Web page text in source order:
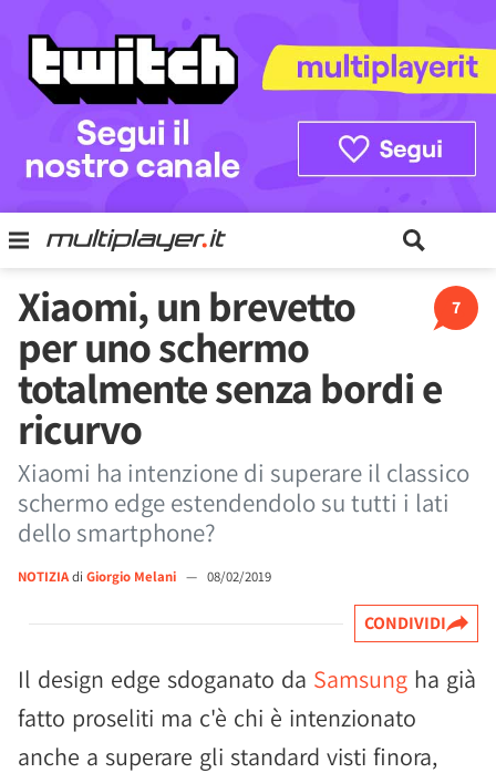
7
Xiaomi, un brevetto
per uno schermo
totalmente senza bordi e
ricurvo
Xiaomi ha intenzione di superare il classico
schermo edge estendendolo su tutti i lati
dello smartphone?
NOTIZIAdi Giorgio Melani — 08/02/2019
CONDIVIDI
Il design edge sdoganato da Samsung ha già
fatto proseliti ma c'è chi è intenzionato
anche a superare gli standard visti finora,